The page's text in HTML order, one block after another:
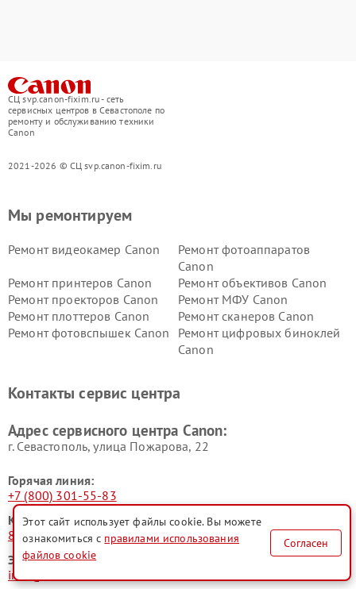
СЦ svp.canon-fixim.ru - сеть
сервисных центров в Севастополе по
ремонту и обслуживанию техники
Canon
2021-2026 © СЦ svp.canon-fixim.ru
Мы ремонтируем
Ремонт видеокамер Canon
Ремонт фотоаппаратов
Canon
Ремонт принтеров Canon
Ремонт объективов Canon
Ремонт проекторов Canon
Ремонт МФУ Canon
Ремонт плоттеров Canon
Ремонт сканеров Canon
Ремонт фотовспышек Canon
Ремонт цифровых биноклей
Canon
Контакты сервис центра
Адрес сервисного центра Canon:
г. Севастополь, улица Пожарова, 22
Горячая линия:
+7 (800) 301-55-83
Контактный телефон:
8 (800) 301-55-83
Электронная почта:
info@canon-fixim.ru
Этот сайт использует файлы cookie. Вы можете
ознакомиться с правилами использования
файлов cookie
Согласен